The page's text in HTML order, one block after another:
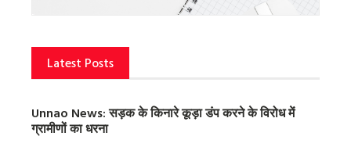
Latest Posts
Unnao News: सड़क के किनारे कूड़ा डंप करने के विरोध में
ग्रामीणों का धरना